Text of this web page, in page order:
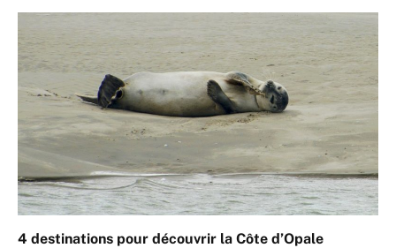
4 destinations pour découvrir la Côte d’Opale